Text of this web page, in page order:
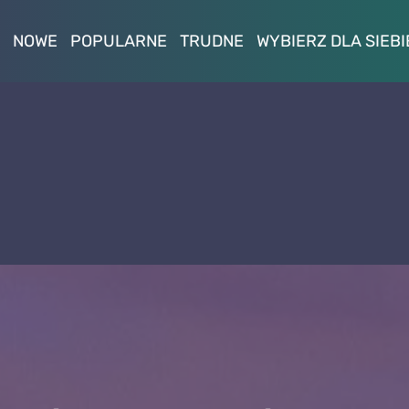
NOWE POPULARNE TRUDNE WYBIERZ DLA